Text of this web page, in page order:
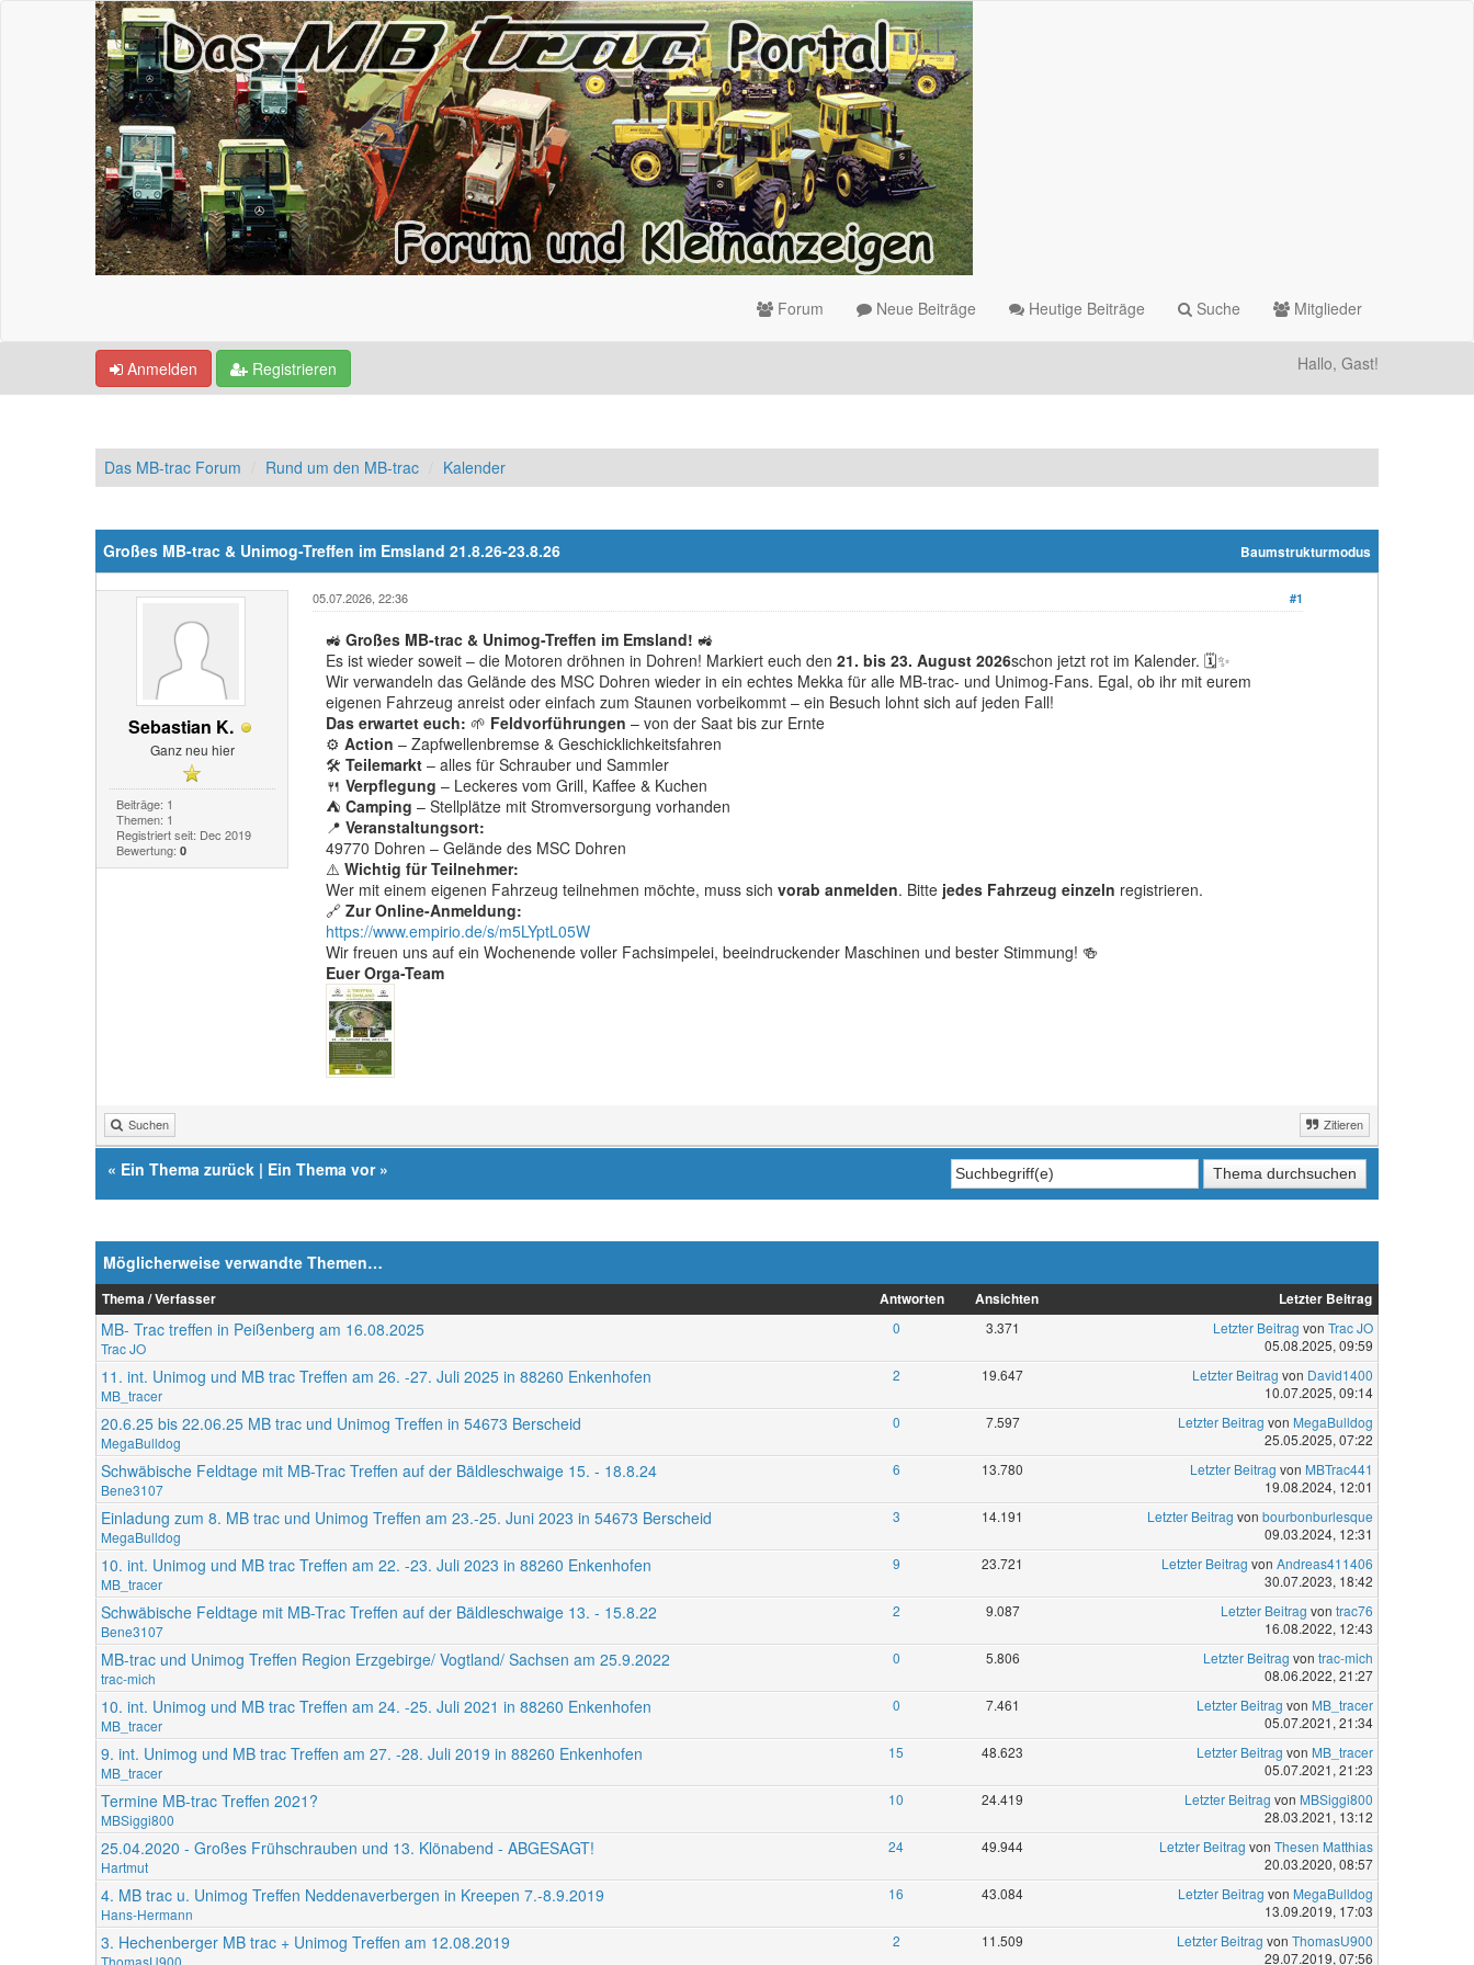
Forum Neue Beiträge Heutige Beiträge Suche Mitglieder
Anmelden Registrieren Hallo, Gast!
Das MB-trac Forum Rund um den MB-trac Kalender
Baumstrukturmodus
Großes MB-trac & Unimog-Treffen im Emsland 21.8.26-23.8.26
Sebastian K.
Ganz neu hier
Beiträge: 1
Themen: 1
Registriert seit: Dec 2019
Bewertung: 0
#1
05.07.2026, 22:36
🚜 Großes MB-trac & Unimog-Treffen im Emsland! 🚜
Es ist wieder soweit – die Motoren dröhnen in Dohren! Markiert euch den 21. bis 23. August 2026schon jetzt rot im Kalender. 🗓️✨
Wir verwandeln das Gelände des MSC Dohren wieder in ein echtes Mekka für alle MB-trac- und Unimog-Fans. Egal, ob ihr mit eurem
eigenen Fahrzeug anreist oder einfach zum Staunen vorbeikommt – ein Besuch lohnt sich auf jeden Fall!
Das erwartet euch: 🌱 Feldvorführungen – von der Saat bis zur Ernte
⚙️ Action – Zapfwellenbremse & Geschicklichkeitsfahren
🛠️ Teilemarkt– alles für Schrauber und Sammler
🍴 Verpflegung – Leckeres vom Grill, Kaffee & Kuchen
⛺ Camping – Stellplätze mit Stromversorgung vorhanden
📍 Veranstaltungsort:
49770 Dohren – Gelände des MSC Dohren
⚠️ Wichtig für Teilnehmer:
Wer mit einem eigenen Fahrzeug teilnehmen möchte, muss sich vorab anmelden. Bitte jedes Fahrzeug einzeln registrieren.
🔗 Zur Online-Anmeldung:
https://www.empirio.de/s/m5LYptL05W
Wir freuen uns auf ein Wochenende voller Fachsimpelei, beeindruckender Maschinen und bester Stimmung! 🍻
Euer Orga-Team
Suchen Zitieren
« Ein Thema zurück | Ein Thema vor»
Möglicherweise verwandte Themen…
Thema / Verfasser Antworten Ansichten Letzter Beitrag
MB- Trac treffen in Peißenberg am 16.08.2025
Trac JO
0 3.371 Letzter Beitrag von Trac JO
05.08.2025, 09:59
11. int. Unimog und MB trac Treffen am 26. -27. Juli 2025 in 88260 Enkenhofen
MB_tracer
2 19.647 Letzter Beitrag von David1400
10.07.2025, 09:14
20.6.25 bis 22.06.25 MB trac und Unimog Treffen in 54673 Berscheid
MegaBulldog
0 7.597 Letzter Beitrag von MegaBulldog
25.05.2025, 07:22
Schwäbische Feldtage mit MB-Trac Treffen auf der Bäldleschwaige 15. - 18.8.24
Bene3107
6 13.780 Letzter Beitrag von MBTrac441
19.08.2024, 12:01
Einladung zum 8. MB trac und Unimog Treffen am 23.-25. Juni 2023 in 54673 Berscheid
MegaBulldog
3 14.191 Letzter Beitrag von bourbonburlesque
09.03.2024, 12:31
10. int. Unimog und MB trac Treffen am 22. -23. Juli 2023 in 88260 Enkenhofen
MB_tracer
9 23.721 Letzter Beitrag von Andreas411406
30.07.2023, 18:42
Schwäbische Feldtage mit MB-Trac Treffen auf der Bäldleschwaige 13. - 15.8.22
Bene3107
2 9.087 Letzter Beitrag von trac76
16.08.2022, 12:43
MB-trac und Unimog Treffen Region Erzgebirge/ Vogtland/ Sachsen am 25.9.2022
trac-mich
0 5.806 Letzter Beitrag von trac-mich
08.06.2022, 21:27
10. int. Unimog und MB trac Treffen am 24. -25. Juli 2021 in 88260 Enkenhofen
MB_tracer
0 7.461 Letzter Beitrag von MB_tracer
05.07.2021, 21:34
9. int. Unimog und MB trac Treffen am 27. -28. Juli 2019 in 88260 Enkenhofen
MB_tracer
15 48.623 Letzter Beitrag von MB_tracer
05.07.2021, 21:23
Termine MB-trac Treffen 2021?
MBSiggi800
10 24.419 Letzter Beitrag von MBSiggi800
28.03.2021, 13:12
25.04.2020 - Großes Frühschrauben und 13. Klönabend - ABGESAGT!
Hartmut
24 49.944 Letzter Beitrag von Thesen Matthias
20.03.2020, 08:57
4. MB trac u. Unimog Treffen Neddenaverbergen in Kreepen 7.-8.9.2019
Hans-Hermann
16 43.084 Letzter Beitrag von MegaBulldog
13.09.2019, 17:03
3. Hechenberger MB trac + Unimog Treffen am 12.08.2019
ThomasU900
2 11.509 Letzter Beitrag von ThomasU900
29.07.2019, 07:56